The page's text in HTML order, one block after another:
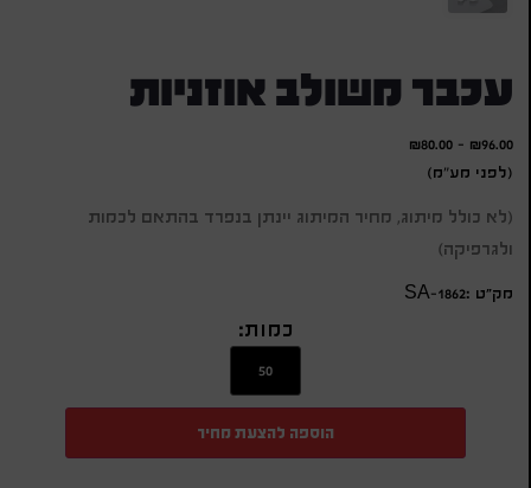
עכבר משולב אוזניות
₪96.00
-
₪80.00
(לפני מע"מ)
(לא כולל מיתוג, מחיר המיתוג יינתן בנפרד בהתאם לכמות
ולגרפיקה)
מק״ט :SA-1862
כמות:
הוספה להצעת מחיר